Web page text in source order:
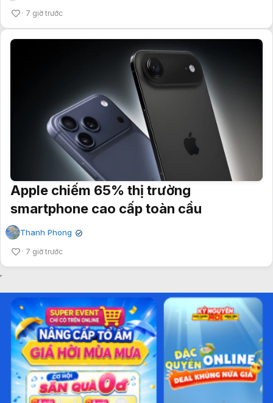
7 giờ trước
Apple chiếm 65% thị trường
smartphone cao cấp toàn cầu
Thanh Phong ✔
7 giờ trước